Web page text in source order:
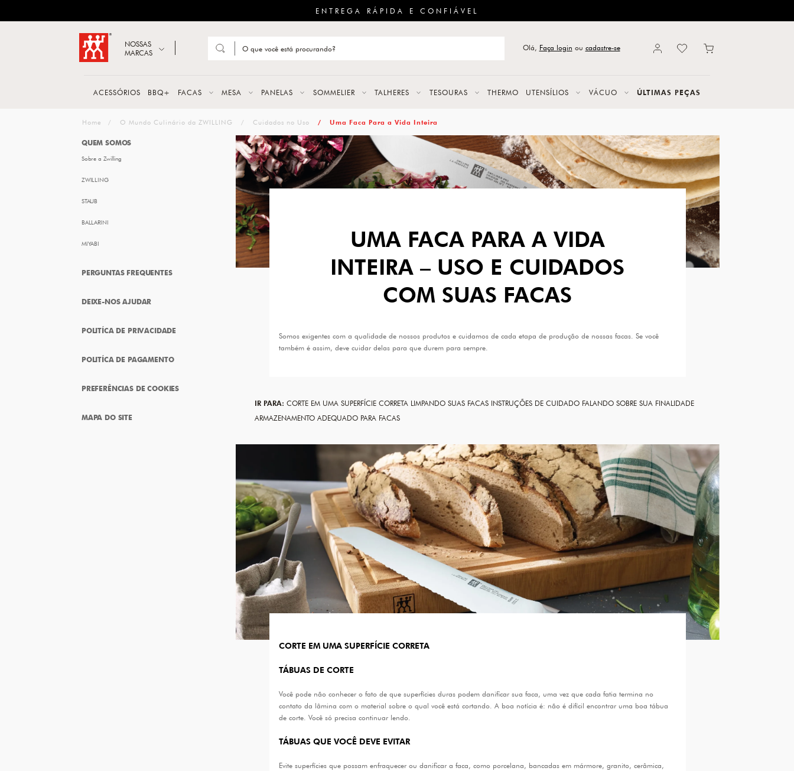
ENTREGA RÁPIDA E CONFIÁVEL
ZWILLING
NOSSAS
MARCAS
FACAS
MESA
PANELAS
TALHERES
Olá, Faça login ou cadastre-se
ACESSÓRIOS BBQ+ FACAS MESA PANELAS SOMMELIER TALHERES TESOURAS THERMO UTENSÍLIOS VÁCUO ÚLTIMAS PEÇAS
O Mundo Culinário da ZWILLING Cuidados no Uso Uma Faca Para a Vida Inteira
QUEM SOMOS
Sobre a Zwilling
ZWILLING
STAUB
BALLARINI
MIYABI
PERGUNTAS FREQUENTES
DEIXE-NOS AJUDAR
POLITÍCA DE PRIVACIDADE
POLITÍCA DE PAGAMENTO
PREFERÊNCIAS DE COOKIES
MAPA DO SITE
UMA FACA PARA A VIDA
INTEIRA – USO E CUIDADOS
COM SUAS FACAS
Somos exigentes com a qualidade de nossos produtos e cuidamos de cada etapa de produção de nossas facas. Se você
também é assim, deve cuidar delas para que durem para sempre.
IR PARA: CORTE EM UMA SUPERFÍCIE CORRETA LIMPANDO SUAS FACAS INSTRUÇÕES DE CUIDADO FALANDO SOBRE SUA FINALIDADE
ARMAZENAMENTO ADEQUADO PARA FACAS
CORTE EM UMA SUPERFÍCIE CORRETA
TÁBUAS DE CORTE
Você pode não conhecer o fato de que superfícies duras podem danificar sua faca, uma vez que cada fatia termina no
contato da lâmina com o material sobre o qual você está cortando. A boa notícia é: não é difícil encontrar uma boa tábua
de corte. Você só precisa continuar lendo.
TÁBUAS QUE VOCÊ DEVE EVITAR
Evite superfícies que possam enfraquecer ou danificar a faca, como porcelana, bancadas em mármore, granito, cerâmica,